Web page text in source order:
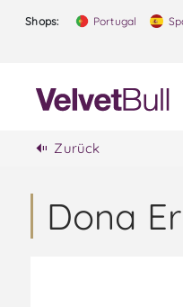
Shops: Portugal
Zurück
Dona